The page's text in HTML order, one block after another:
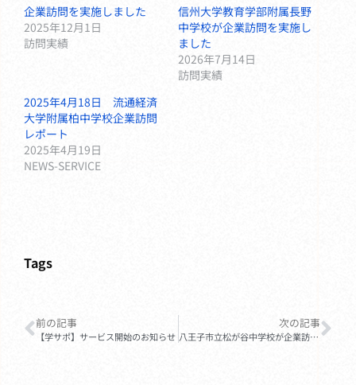
企業訪問を実施しました
2025年12月1日
訪問実績
信州大学教育学部附属長野
中学校が企業訪問を実施し
ました
2026年7月14日
訪問実績
2025年4月18日 流通経済
大学附属柏中学校企業訪問
レポート
2025年4月19日
NEWS-SERVICE
Tags
前の記事
【学サポ】サービス開始のお知らせ
次の記事
八王子市立松が谷中学校が企業訪問を実施しました